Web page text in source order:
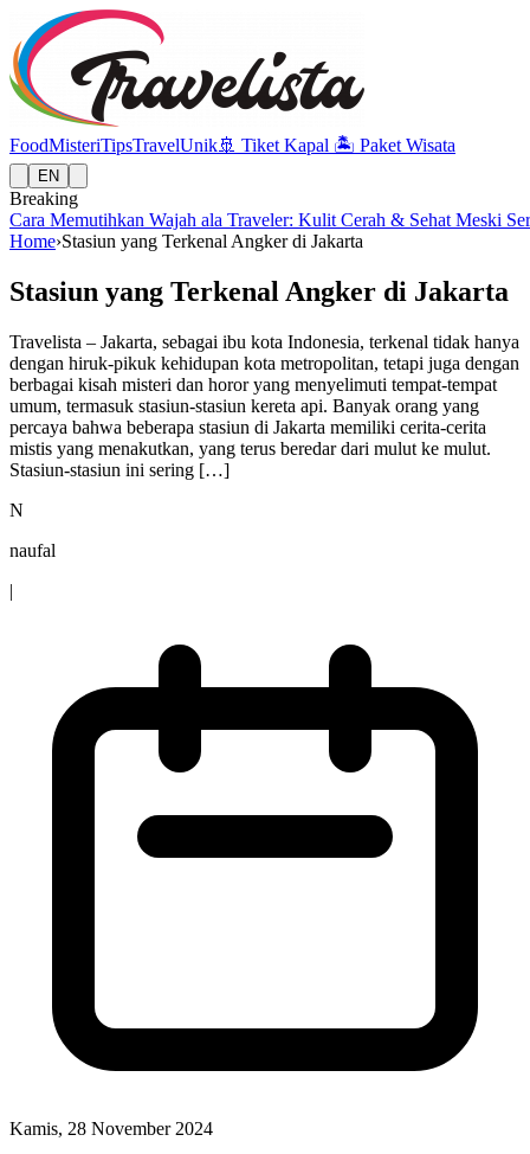
FoodMisteriTipsTravelUnik🚢 Tiket Kapal 🏝️ Paket Wisata
EN
Breaking
Cara Memutihkan Wajah ala Traveler: Kulit Cerah & Sehat Meski
Home›Stasiun yang Terkenal Angker di Jakarta
Stasiun yang Terkenal Angker di Jakarta
Travelista – Jakarta, sebagai ibu kota Indonesia, terkenal tidak hanya
dengan hiruk-pikuk kehidupan kota metropolitan, tetapi juga dengan
berbagai kisah misteri dan horor yang menyelimuti tempat-tempat
umum, termasuk stasiun-stasiun kereta api. Banyak orang yang
percaya bahwa beberapa stasiun di Jakarta memiliki cerita-cerita
mistis yang menakutkan, yang terus beredar dari mulut ke mulut.
Stasiun-stasiun ini sering […]
N
naufal
|
Kamis, 28 November 2024